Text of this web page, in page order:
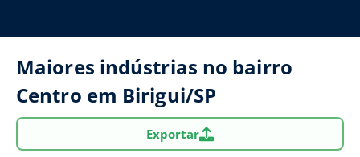
Maiores indústrias no bairro
Centro em Birigui/SP
Exportar